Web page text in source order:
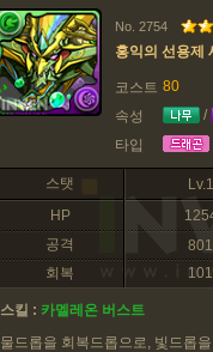
No. 2754
홍익의 선용제
코스트 80
속성
/
타입
스탯
Lv.1
HP
공격
801
회복
101
스킬 : 카멜레온 버스트
물드롭을 회복드롭으로, 빛드롭